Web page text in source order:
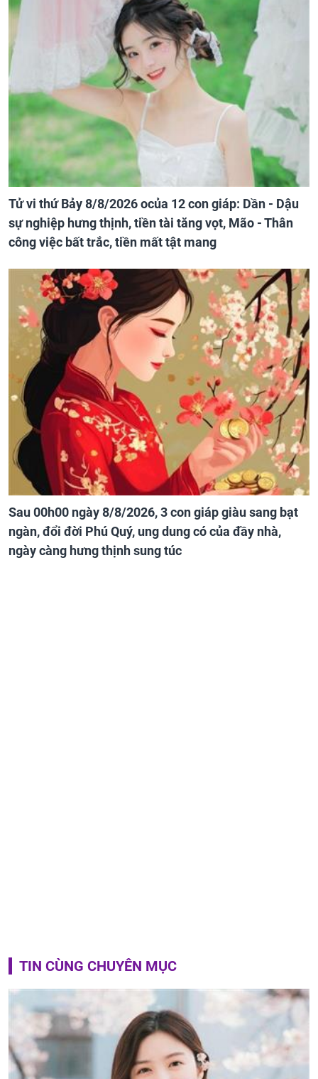
Tử vi thứ Bảy 8/8/2026 ocủa 12 con giáp: Dần - Dậu
sự nghiệp hưng thịnh, tiền tài tăng vọt, Mão - Thân
công việc bất trắc, tiền mất tật mang
Sau 00h00 ngày 8/8/2026, 3 con giáp giàu sang bạt
ngàn, đổi đời Phú Quý, ung dung có của đầy nhà,
ngày càng hưng thịnh sung túc
TIN CÙNG CHUYÊN MỤC